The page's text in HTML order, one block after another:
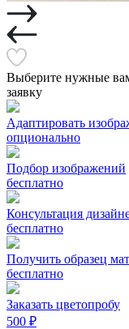
Выберите нужные
заявку
Адаптировать
опционально
Подбор изображений
бесплатно
Консультация
бесплатно
Получить образец
бесплатно
Заказать цветопробу
500 ₽